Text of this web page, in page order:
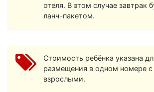
отеля. В этом случае завтрак
ланч-пакетом.
Стоимость ребёнка указана
размещения в одном номере с
взрослыми.